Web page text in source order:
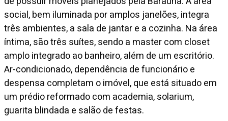
social, bem iluminada por amplos janelões, integra
três ambientes, a sala de jantar e a cozinha. Na área
íntima, são três suítes, sendo a master com closet
amplo integrado ao banheiro, além de um escritório.
Ar-condicionado, dependência de funcionário e
despensa completam o imóvel, que está situado em
um prédio reformado com academia, solarium,
guarita blindada e salão de festas.